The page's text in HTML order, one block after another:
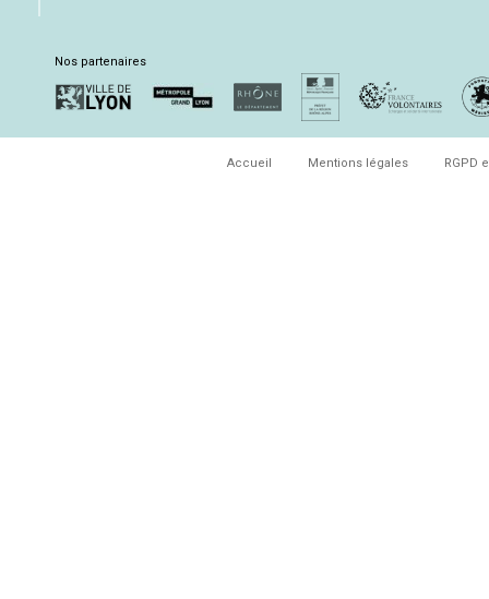
Nos partenaires
Accueil Mentions légales RGPD